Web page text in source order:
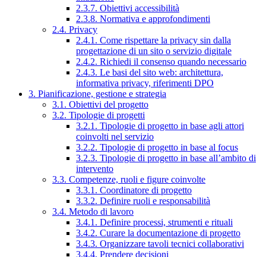
2.3.7. Obiettivi accessibilità
2.3.8. Normativa e approfondimenti
2.4. Privacy
2.4.1. Come rispettare la privacy sin dalla
progettazione di un sito o servizio digitale
2.4.2. Richiedi il consenso quando necessario
2.4.3. Le basi del sito web: architettura,
informativa privacy, riferimenti DPO
3. Pianificazione, gestione e strategia
3.1. Obiettivi del progetto
3.2. Tipologie di progetti
3.2.1. Tipologie di progetto in base agli attori
coinvolti nel servizio
3.2.2. Tipologie di progetto in base al focus
3.2.3. Tipologie di progetto in base all’ambito di
intervento
3.3. Competenze, ruoli e figure coinvolte
3.3.1. Coordinatore di progetto
3.3.2. Definire ruoli e responsabilità
3.4. Metodo di lavoro
3.4.1. Definire processi, strumenti e rituali
3.4.2. Curare la documentazione di progetto
3.4.3. Organizzare tavoli tecnici collaborativi
3.4.4. Prendere decisioni